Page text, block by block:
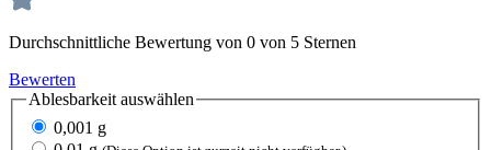
Durchschnittliche Bewertung von 0 von 5 Sternen
Bewerten
Ablesbarkeitauswählen
0,001 g